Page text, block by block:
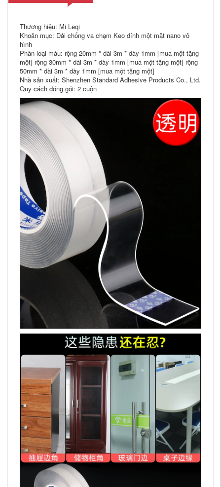
Thương hiệu: Mi Leqi
Khoản mục: Dải chống va chạm Keo dính một mặt nano vô
hình
Phân loại màu: rộng 20mm * dài 3m * dày 1mm [mua một tặng
một] rộng 30mm * dài 3m * dày 1mm [mua một tặng một] rộng
50mm * dài 3m * dày 1mm [mua một tặng một]
Nhà sản xuất: Shenzhen Standard Adhesive Products Co., Ltd.
Quy cách đóng gói: 2 cuộn